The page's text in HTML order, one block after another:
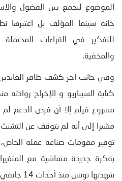
الموضوع ليجمع بين الفضول
خانة سينما المؤلف بل
للتفكير في القراءات المحتملة
والمخفية.
وفي جانب آخر كشف ظافر
مشروع فيلم إلا أن فرص الدعم لم
مشيرا إلى أنه لم يتوقف عن
توفير مقومات صناعة عمله
بفكرة جديدة متماشية مع
شهدتها تونس منذ أحداث 14 جانفي 2011.